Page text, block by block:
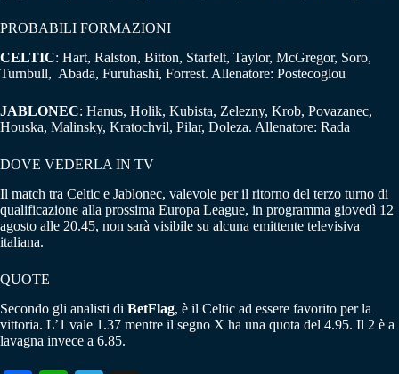
PROBABILI FORMAZIONI
CELTIC: Hart, Ralston, Bitton, Starfelt, Taylor, McGregor, Soro,
Turnbull, Abada, Furuhashi, Forrest. Allenatore: Postecoglou
JABLONEC: Hanus, Holik, Kubista, Zelezny, Krob, Povazanec,
Houska, Malinsky, Kratochvil, Pilar, Doleza. Allenatore: Rada
DOVE VEDERLA IN TV
Il match tra Celtic e Jablonec, valevole per il ritorno del terzo turno di
qualificazione alla prossima Europa League, in programma giovedì 12
agosto alle 20.45, non sarà visibile su alcuna emittente televisiva
italiana.
QUOTE
Secondo gli analisti di BetFlag, è il Celtic ad essere favorito per la
vittoria. L’1 vale 1.37 mentre il segno X ha una quota del 4.95. Il 2 è a
lavagna invece a 6.85.